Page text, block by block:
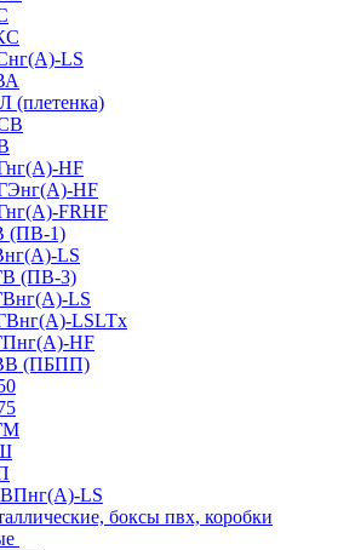
LS
(плетенка)
HF
HF
FRHF
(ПВ-1)
LS
(ПВ-3)
LS
LSLTx
HF
(ПБПП)
LS
боксы пвх, коробки